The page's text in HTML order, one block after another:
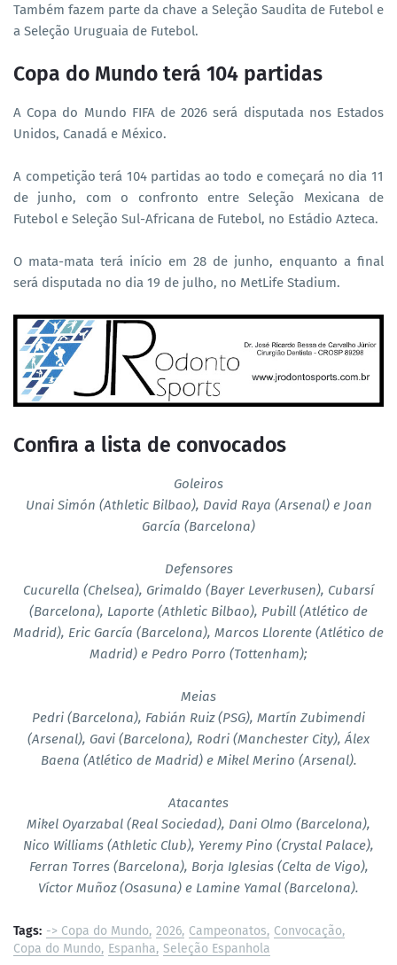
Também fazem parte da chave a Seleção Saudita de Futebol e
a Seleção Uruguaia de Futebol.
Copa do Mundo terá 104 partidas
A Copa do Mundo FIFA de 2026 será disputada nos Estados
Unidos, Canadá e México.
A competição terá 104 partidas ao todo e começará no dia 11
de junho, com o confronto entre Seleção Mexicana de
Futebol e Seleção Sul-Africana de Futebol, no Estádio Azteca.
O mata-mata terá início em 28 de junho, enquanto a final
será disputada no dia 19 de julho, no MetLife Stadium.
Confira a lista de convocados
Goleiros
Unai Simón (Athletic Bilbao), David Raya (Arsenal) e Joan
García (Barcelona)
Defensores
Cucurella (Chelsea), Grimaldo (Bayer Leverkusen), Cubarsí
(Barcelona), Laporte (Athletic Bilbao), Pubill (Atlético de
Madrid), Eric García (Barcelona), Marcos Llorente (Atlético de
Madrid) e Pedro Porro (Tottenham);
Meias
Pedri (Barcelona), Fabián Ruiz (PSG), Martín Zubimendi
(Arsenal), Gavi (Barcelona), Rodri (Manchester City), Álex
Baena (Atlético de Madrid) e Mikel Merino (Arsenal).
Atacantes
Mikel Oyarzabal (Real Sociedad), Dani Olmo (Barcelona),
Nico Williams (Athletic Club), Yeremy Pino (Crystal Palace),
Ferran Torres (Barcelona), Borja Iglesias (Celta de Vigo),
Víctor Muñoz (Osasuna) e Lamine Yamal (Barcelona).
Tags: -> Copa do Mundo 2026 Campeonatos Convocação
Copa do Mundo Espanha Seleção Espanhola